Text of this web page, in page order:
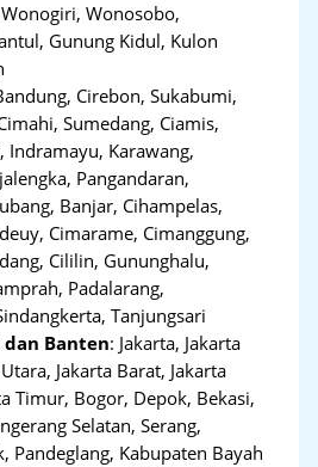
Wonosobo,
Gunung Kidul, Kulon
Cirebon, Sukabumi,
Sumedang, Ciamis,
Indramayu, Karawang,
Pangandaran,
Banjar, Cihampelas,
Cimarame, Cimanggung,
Cililin, Gununghalu,
Padalarang,
Tanjungsari
dan Banten: Jakarta, Jakarta
Jakarta Barat, Jakarta
Timur, Bogor, Depok, Bekasi,
Selatan, Serang,
Pandeglang, Kabupaten Bayah